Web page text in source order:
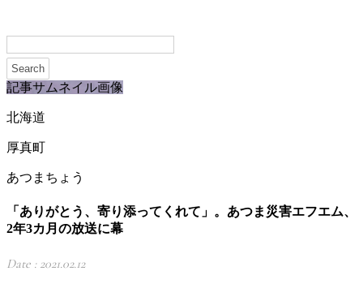
記事サムネイル画像
北海道
厚真町
あつまちょう
「ありがとう、寄り添ってくれて」。あつま災害エフエム、
2年3カ月の放送に幕
Date : 2021.02.12